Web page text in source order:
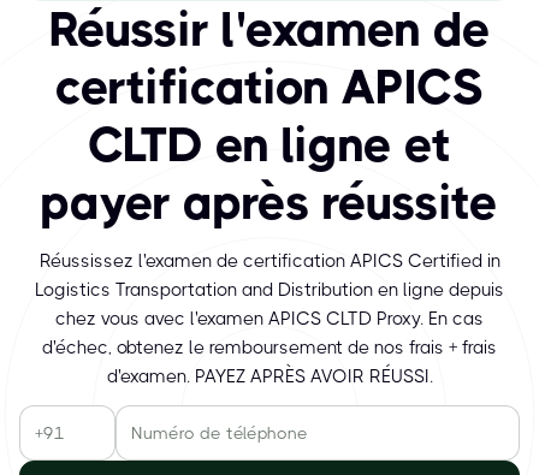
Réussir l'examen de
certification APICS
CLTD en ligne et
payer après réussite
Réussissez l'examen de certification APICS Certified in
Logistics Transportation and Distribution en ligne depuis
chez vous avec l'examen APICS CLTD Proxy. En cas
d'échec, obtenez le remboursement de nos frais + frais
d'examen. PAYEZ APRÈS AVOIR RÉUSSI.